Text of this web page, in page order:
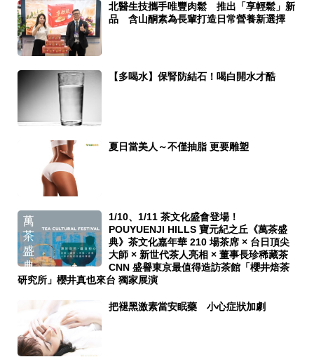
北醫生技攜手唯豐肉鬆 推出「享輕鬆」新
品 含山酮素為長輩打造日常營養新選擇
【多喝水】保腎防結石！喝白開水才酷
夏日當美人～不僅抽脂 更要雕塑
1/10、1/11 茶文化盛會登場！
POUYUENJI HILLS 寶元紀之丘《萬茶盛
典》茶文化嘉年華 210 場茶席 × 台日頂尖
大師 × 新世代茶人亮相 × 董事長珍稀藏茶
CNN 盛譽東京最值得造訪茶館「櫻井焙茶
研究所」櫻井真也來台 獨家展演
把褪黑激素當安眠藥 小心症狀加劇